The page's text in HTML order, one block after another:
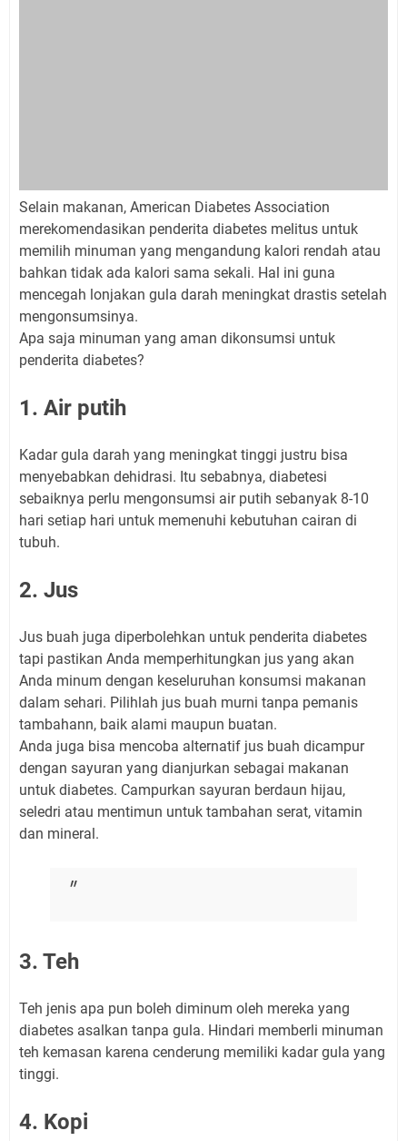
Selain makanan, American Diabetes Association
merekomendasikan penderita diabetes melitus untuk
memilih minuman yang mengandung kalori rendah atau
bahkan tidak ada kalori sama sekali. Hal ini guna
mencegah lonjakan gula darah meningkat drastis setelah
mengonsumsinya.
Apa saja minuman yang aman dikonsumsi untuk
penderita diabetes?
1. Air putih
Kadar gula darah yang meningkat tinggi justru bisa
menyebabkan dehidrasi. Itu sebabnya, diabetesi
sebaiknya perlu mengonsumsi air putih sebanyak 8-10
hari setiap hari untuk memenuhi kebutuhan cairan di
tubuh.
2. Jus
Jus buah juga diperbolehkan untuk penderita diabetes
tapi pastikan Anda memperhitungkan jus yang akan
Anda minum dengan keseluruhan konsumsi makanan
dalam sehari. Pilihlah jus buah murni tanpa pemanis
tambahann, baik alami maupun buatan.
Anda juga bisa mencoba alternatif jus buah dicampur
dengan sayuran yang dianjurkan sebagai makanan
untuk diabetes. Campurkan sayuran berdaun hijau,
seledri atau mentimun untuk tambahan serat, vitamin
dan mineral.
3. Teh
Teh jenis apa pun boleh diminum oleh mereka yang
diabetes asalkan tanpa gula. Hindari memberli minuman
teh kemasan karena cenderung memiliki kadar gula yang
tinggi.
4. Kopi